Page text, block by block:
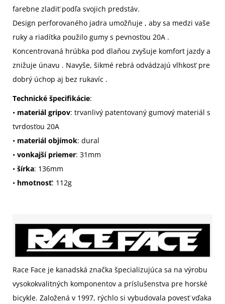
farebne zladiť podľa svojich predstáv.
Design perforovaného jadra umožňuje , aby sa medzi vaše
ruky a riadítka použilo gumy s pevnosťou 20A .
Koncentrovaná hrúbka pod dlaňou zvyšuje komfort jazdy a
znižuje únavu . Navyše, šikmé rebrá odvádzajú vlhkosť pre
dobrý úchop aj bez rukavíc .
Technické špecifikácie:
• materiál gripov: trvanlivý patentovaný gumový materiál s
tvrdosťou 20A
• materiál objímok: dural
• vonkajší priemer: 31mm
• šírka: 136mm
• hmotnosť: 112g
Race Face je kanadská značka špecializujúca sa na výrobu
vysokokvalitných komponentov a príslušenstva pre horské
bicykle. Založená v 1997, rýchlo si vybudovala povesť vďaka